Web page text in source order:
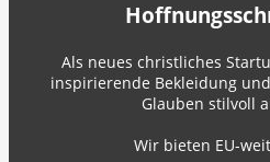
Als neues christliches
inspirierende Bekleidung
Glauben stilvoll
Wir bieten EU-